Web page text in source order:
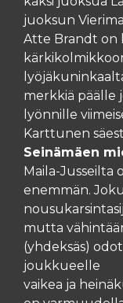
juoksun
Atte Brandt on
merkkiä päälle
lyönnille
Karttunen
Seinämäen
Maila-
enemmän.
mutta
(yhdeksäs)
joukkueelle
vaikea ja